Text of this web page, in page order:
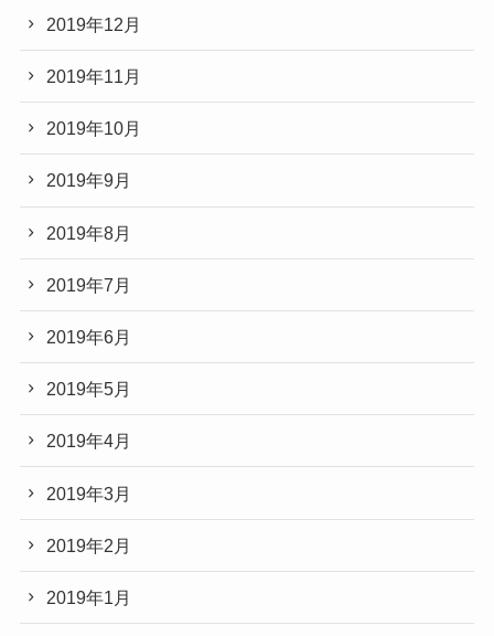
2019年12月
2019年11月
2019年10月
2019年9月
2019年8月
2019年7月
2019年6月
2019年5月
2019年4月
2019年3月
2019年2月
2019年1月